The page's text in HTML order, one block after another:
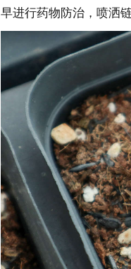
早进行药物防治，喷洒